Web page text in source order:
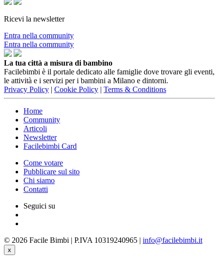
Ricevi la newsletter
Entra nella community
Entra nella community
La tua città a misura di bambino
Facilebimbi è il portale dedicato alle famiglie dove trovare gli eventi,
le attività e i servizi per i bambini a Milano e dintorni.
Privacy Policy | Cookie Policy | Terms & Conditions
Home
Community
Articoli
Newsletter
Facilebimbi Card
Come votare
Pubblicare sul sito
Chi siamo
Contatti
Seguici su
© 2026 Facile Bimbi | P.IVA 10319240965 | info@facilebimbi.it
x